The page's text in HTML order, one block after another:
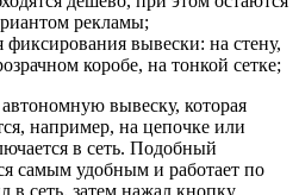
рекламы;
вывески: на стену,
коробе, на тонкой сетке;
вывеску, которая
например, на цепочке или
в сеть. Подобный
самым удобным и работает по
в сеть, затем нажал кнопку